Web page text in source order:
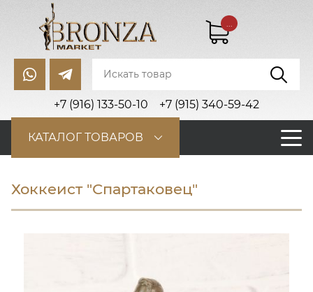
+7 (916) 133-50-10 +7 (915) 340-59-42
...
КАТАЛОГ ТОВАРОВ
Хоккеист "Спартаковец"